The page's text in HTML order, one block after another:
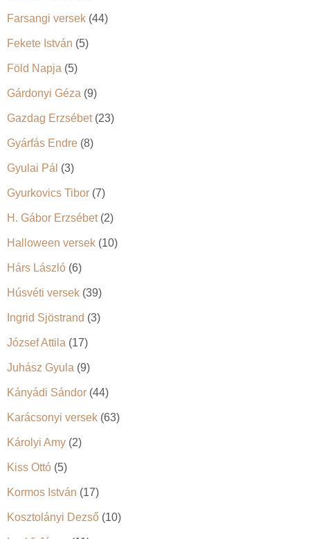
Farsangi versek (44)
Fekete István (5)
Föld Napja (5)
Gárdonyi Géza (9)
Gazdag Erzsébet(23)
Gyárfás Endre (8)
Gyulai Pál (3)
Gyurkovics Tibor (7)
H. Gábor Erzsébet(2)
Halloween versek (10)
Hárs László (6)
Húsvéti versek (39)
Ingrid Sjöstrand (3)
József Attila (17)
Juhász Gyula (9)
Kányádi Sándor (44)
Karácsonyi versek (63)
Károlyi Amy (2)
Kiss Ottó (5)
Kormos István (17)
Kosztolányi Dezső (10)